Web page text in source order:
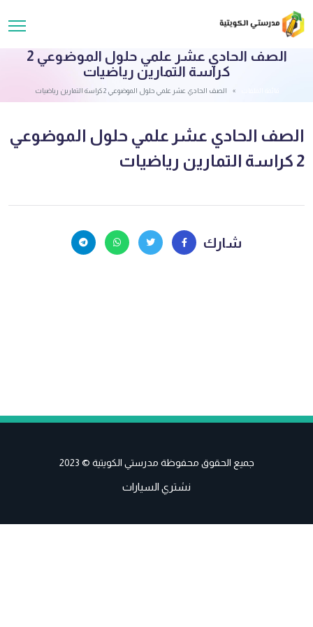
الصف الحادي عشر علمي حلول الموضوعي 2
كراسة التمارين رياضيات
الصف الحادي عشر علمي حلول الموضوعي 2 كراسة التمارين رياضيات
الصف الحادي عشر علمي حلول الموضوعي
2 كراسة التمارين رياضيات
شارك
جميع الحقوق محفوظة مدرستي الكويتية © 2023
نشتري السيارات